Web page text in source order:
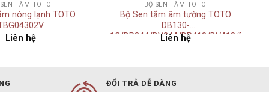
TẮM TOTO
nóng lạnh TOTO
Liên hệ
BỘ SEN TẮM TOTO
Bộ Sen tắm âm tường TOTO
DB130-
1C/DP344/DV344/DP418/DV418/
Liên hệ
ĐỔI TRẢ DỄ DÀNG